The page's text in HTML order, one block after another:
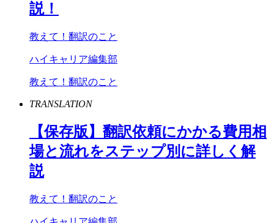
説！
教えて！翻訳のこと
ハイキャリア編集部
教えて！翻訳のこと
TRANSLATION
【保存版】翻訳依頼にかかる費用相
場と流れをステップ別に詳しく解
説
教えて！翻訳のこと